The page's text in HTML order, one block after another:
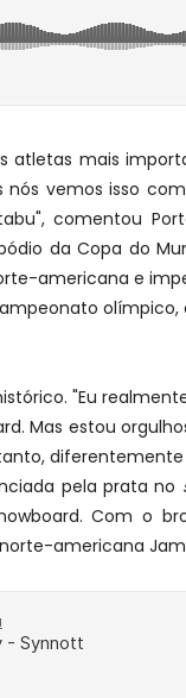
atletas mais
vemos isso
comentou
da Copa do
americana e
olímpico,
"Eu
Mas estou
pela prata no
Com o
americana